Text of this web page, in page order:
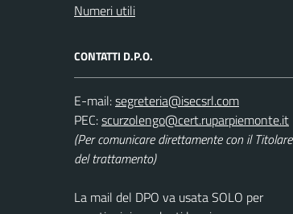
Numeri utili
CONTATTI D.P.O.
E-mail:
PEC:
(Per comunicare direttamente con il Titolare
del trattamento)
La mail del DPO va usata SOLO per